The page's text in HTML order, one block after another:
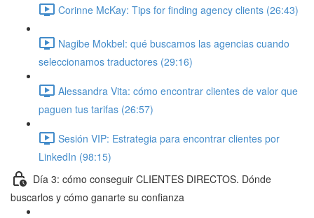
Corinne McKay: Tips for finding agency clients (26:43)
Nagibe Mokbel: qué buscamos las agencias cuando
seleccionamos traductores (29:16)
Alessandra Vita: cómo encontrar clientes de valor que
paguen tus tarifas (26:57)
Sesión VIP: Estrategia para encontrar clientes por
LinkedIn (98:15)
Día 3: cómo conseguir CLIENTES DIRECTOS. Dónde
buscarlos y cómo ganarte su confianza